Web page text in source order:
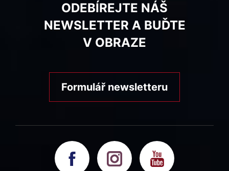
ODEBÍREJTE NÁŠ
NEWSLETTER A BUĎTE
V OBRAZE
Formulář newsletteru